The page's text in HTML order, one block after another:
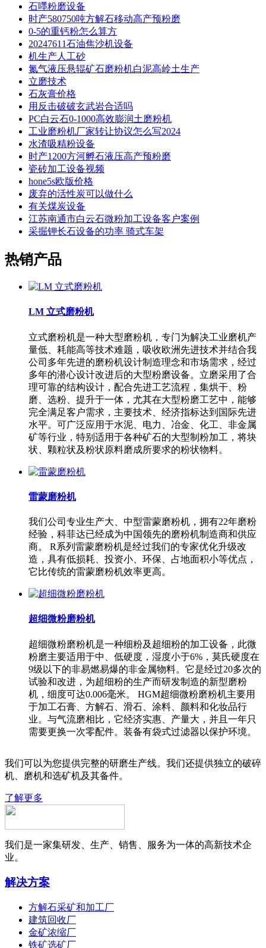
石嚜粉磨设备
时产580750吨方解石移动高产预粉磨
0-5的重钙粉怎么算方
20247611石油焦沙机设备
机生产人工砂
氮气液压悬辊矿石磨粉机白泥高岭土生产
立磨技术
石灰膏价格
用反击破破玄武岩合适吗
PC白云石0-1000高效膨润土磨粉机
工业磨粉机厂家转让协议怎么写2024
水渣吸精粉设备
时产1200方河孵石液压高产预粉磨
瓷砖加工设备视频
hone5s欧版价格
废弃的活性炭可以做什么
有关煤炭设备
江苏南通市白云石微粉加工设备客户案例
采掘钾长石设备的功率 骑式车架
热销产品
LM 立式磨粉机
立式磨粉机是一种大型磨粉机，专门为解决工业磨机产
量低、耗能高等技术难题，吸收欧洲先进技术并结合我
公司多年先进的磨粉机设计制造理念和市场需求，经过
多年的潜心设计改进后的大型粉磨设备。立磨采用了合
理可靠的结构设计，配合先进工艺流程，集烘干、粉
磨、选粉、提升于一体，尤其在大型粉磨工艺中，能够
完全满足客户需求，主要技术、经济指标达到国际先进
水平。可广泛应用于水泥、电力、冶金、化工、非金属
矿等行业，特别适用于各种矿石的大型制粉加工，将块
状、颗粒状及粉状原料磨成所要求的粉状物料。
雷蒙磨粉机
我们公司专业生产大、中型雷蒙磨粉机，拥有22年磨粉
经验，科菲达已经成为中国领先的磨粉机制造商和供应
商。 R系列雷蒙磨粉机是经过我们的专家优化升级改
造，具有低损耗、投资小、环保、占地面积小等优点，
它比传统的雷蒙磨粉机效率更高。
超细微粉磨粉机
超细微粉磨粉机是一种细粉及超细粉的加工设备，此微
粉磨主要适用于中、低硬度，湿度小于6%，莫氏硬度在
9级以下的非易燃易爆的非金属物料。它是经过20多次的
试验和改进，为超细粉的生产而研发制造的新型磨粉
机，细度可达0.006毫米。 HGM超细微粉磨粉机主要用
于加工石膏、方解石、滑石、涂料、颜料和化妆品行
业。与气流磨相比，它经济实惠、产量大，并且一年只
需要更换一次零配件。装备有袋式过滤器以保护环境。
我们可以为您提供完整的研磨生产线。我们还提供独立的破碎
机、磨机和选矿机及其备件。
了解更多
我们是一家集研发、生产、销售、服务为一体的高新技术企
业。
解决方案
方解石采矿和加工厂
建筑回收厂
金矿浓缩厂
铁矿选矿厂